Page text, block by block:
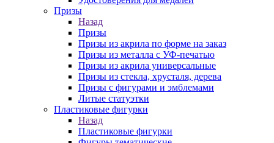
Призы
Назад
Призы
Призы из акрила по форме на заказ
Призы из металла с УФ-печатью
Призы из акрила универсальные
Призы из стекла, хрусталя, дерева
Призы с фигурами и эмблемами
Литые статуэтки
Пластиковые фигурки
Назад
Пластиковые фигурки